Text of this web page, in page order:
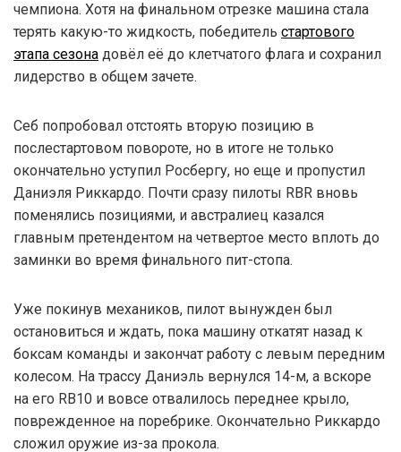
чемпиона. Хотя на финальном отрезке машина стала
терять какую-то жидкость, победитель стартового
этапа сезона довёл её до клетчатого флага и сохранил
лидерство в общем зачете.
Себ попробовал отстоять вторую позицию в
послестартовом повороте, но в итоге не только
окончательно уступил Росбергу, но еще и пропустил
Даниэля Риккардо. Почти сразу пилоты RBR вновь
поменялись позициями, и австралиец казался
главным претендентом на четвертое место вплоть до
заминки во время финального пит-стопа.
Уже покинув механиков, пилот вынужден был
остановиться и ждать, пока машину откатят назад к
боксам команды и закончат работу с левым передним
колесом. На трассу Даниэль вернулся 14-м, а вскоре
на его RB10 и вовсе отвалилось переднее крыло,
поврежденное на поребрике. Окончательно Риккардо
сложил оружие из-за прокола.